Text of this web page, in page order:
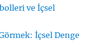
ve İçsel
İçsel Denge